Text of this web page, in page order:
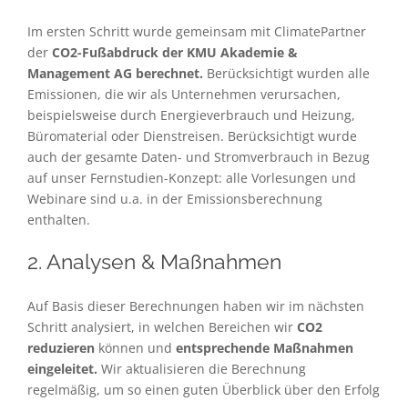
Im ersten Schritt wurde gemeinsam mit ClimatePartner
der CO2-Fußabdruck der KMU Akademie &
Management AG berechnet. Berücksichtigt wurden alle
Emissionen, die wir als Unternehmen verursachen,
beispielsweise durch Energieverbrauch und Heizung,
Büromaterial oder Dienstreisen. Berücksichtigt wurde
auch der gesamte Daten- und Stromverbrauch in Bezug
auf unser Fernstudien-Konzept: alle Vorlesungen und
Webinare sind u.a. in der Emissionsberechnung
enthalten.
2. Analysen & Maßnahmen
Auf Basis dieser Berechnungen haben wir im nächsten
Schritt analysiert, in welchen Bereichen wir CO2
reduzieren können und entsprechende Maßnahmen
eingeleitet. Wir aktualisieren die Berechnung
regelmäßig, um so einen guten Überblick über den Erfolg